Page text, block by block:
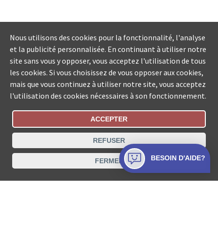
Statut De La Commande
Recherche des offices de Suisse
Protection des données Mentions légales
Conditions d’utilisation Contact
Nous utilisons des cookies pour la fonctionnalité, l'analyse
et la publicité personnalisée. En continuant à utiliser notre
site sans vous y opposer, vous acceptez l'utilisation de tous
les cookies. Si vous choisissez de vous opposer aux cookies,
mais que vous continuez à utiliser notre site, vous acceptez
l'utilisation des cookies nécessaires à son fonctionnement.
ACCEPTER
REFUSER
FERMER BESOIN D'AIDE?